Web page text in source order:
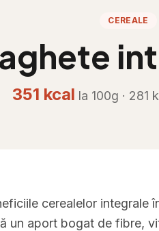
CEREALE
351 kcal la 100g · 281
cerealelor integrale
un aport bogat de fibre,